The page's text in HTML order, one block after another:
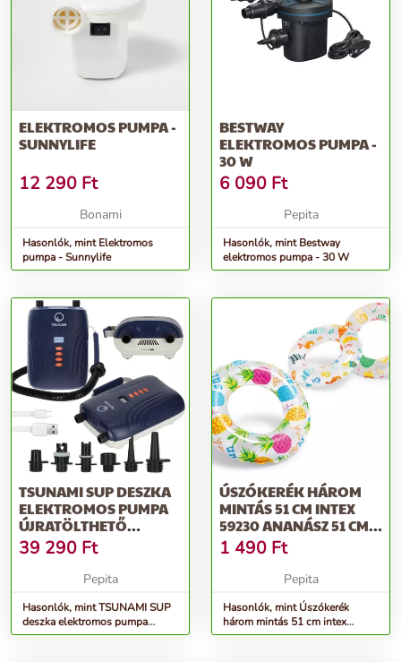
ELEKTROMOS PUMPA -
SUNNYLIFE
12 290 Ft
Bonami
Hasonlók, mint Elektromos
pumpa - Sunnylife
BESTWAY
ELEKTROMOS PUMPA -
30 W
6 090 Ft
Pepita
Hasonlók, mint Bestway
elektromos pumpa - 30 W
TSUNAMI SUP DESZKA
ELEKTROMOS PUMPA
ÚJRATÖLTHETŐ
AKKUMULÁTORRAL
39 290 Ft
Pepita
Hasonlók, mint TSUNAMI SUP
deszka elektromos pumpa
újratölthető akkumulátorral
ÚSZÓKERÉK HÁROM
MINTÁS 51 CM INTEX
59230 ANANÁSZ 51 CM
INTEX 5923...
1 490 Ft
Pepita
Hasonlók, mint Úszókerék
három mintás 51 cm intex
59230 ananász 51 cm intex